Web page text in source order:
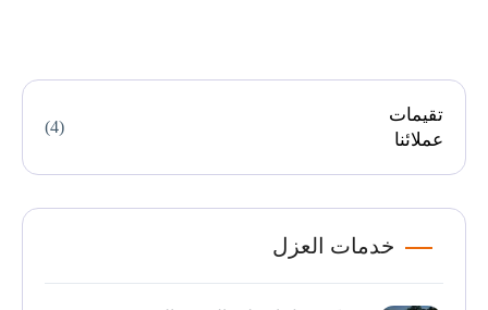
تقيمات
عملائنا
(4)
خدمات العزل